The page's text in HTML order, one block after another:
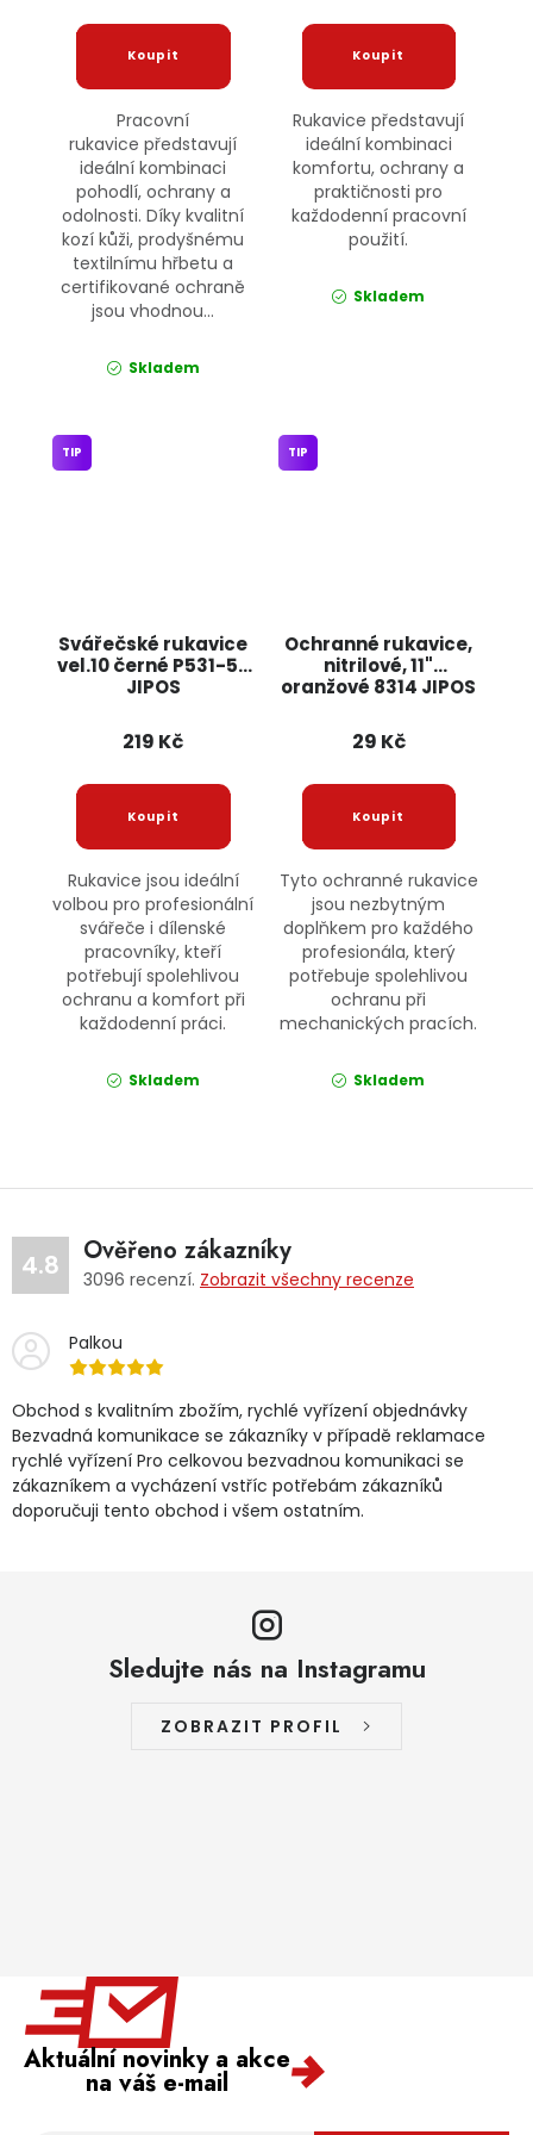
Pracovní
rukavice představují
ideální kombinaci
pohodlí, ochrany a
odolnosti. Díky kvalitní
kozí kůži, prodyšnému
textilnímu hřbetu a
certifikované ochraně
jsou vhodnou...
Skladem
Rukavice představují
ideální kombinaci
komfortu, ochrany a
praktičnosti pro
každodenní pracovní
použití.
Skladem
Svářečské rukavice
vel.10 černé P531-58
JIPOS
TIP
219 Kč
Rukavice jsou ideální
volbou pro profesionální
svářeče i dílenské
pracovníky, kteří
potřebují spolehlivou
ochranu a komfort při
každodenní práci.
Skladem
Ochranné rukavice,
nitrilové, 11"
oranžové 8314 JIPOS
TIP
29 Kč
Tyto ochranné rukavice
jsou nezbytným
doplňkem pro každého
profesionála, který
potřebuje spolehlivou
ochranu při
mechanických pracích.
Skladem
4.8 Ověřeno zákazníky
3096 recenzí. Zobrazit všechny recenze
Palkou
Obchod s kvalitním zbožím, rychlé vyřízení objednávky
Bezvadná komunikace se zákazníky v případě reklamace
rychlé vyřízení Pro celkovou bezvadnou komunikaci se
zákazníkem a vycházení vstříc potřebám zákazníků
doporučuji tento obchod i všem ostatním.
Sledujte nás na Instagramu
ZOBRAZIT PROFIL
Aktuální novinky a akce
na váš e-mail